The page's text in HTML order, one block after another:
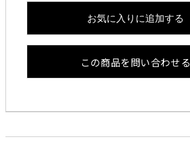
お気に入りに追加する
この商品を問い合わせる